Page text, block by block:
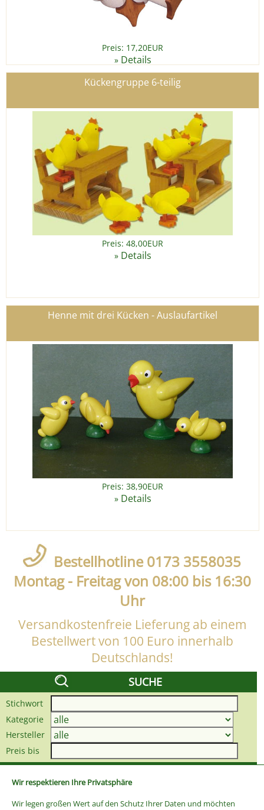
Wir respektieren Ihre Privatsphäre
Wir legen großen Wert auf den Schutz Ihrer Daten und möchten
Preis: 17,20EUR
» Details
Kückengruppe 6-teilig
Preis: 48,00EUR
» Details
Henne mit drei Kücken - Auslaufartikel
Preis: 38,90EUR
» Details
Bestellhotline 0173 3558035
Montag - Freitag von 08:00 bis 16:30
Uhr
Versandkostenfreie Lieferung ab einem
Bestellwert von 100 Euro innerhalb
Deutschlands!
SUCHE
Stichwort
Kategorie
Hersteller
Preis bis